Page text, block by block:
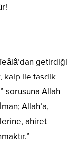
getirdiği
kalp ile tasdik
sorusuna Allah
Allah’a,
ahiret